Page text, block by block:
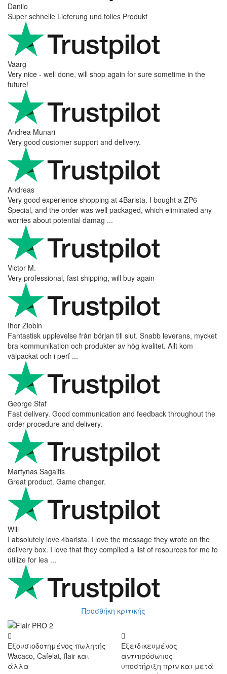
Danilo
Super schnelle Lieferung und tolles Produkt
Vaarg
Very nice - well done, will shop again for sure sometime in the
future!
Andrea Munari
Very good customer support and delivery.
Andreas
Very good experience shopping at 4Barista. I bought a ZP6
Special, and the order was well packaged, which eliminated any
worries about potential damag ...
Victor M.
Very professional, fast shipping, will buy again
Ihor Zlobin
Fantastisk upplevelse från början till slut. Snabb leverans, mycket
bra kommunikation och produkter av hög kvalitet. Allt kom
välpackat och i perf ...
George Staf
Fast delivery. Good communication and feedback throughout the
order procedure and delivery.
Martynas Sagaitis
Great product. Game changer.
Will
I absolutely love 4barista. I love the message they wrote on the
delivery box. I love that they compiled a list of resources for me to
utilize for lea ...
Προσθήκη κριτικής
Εξουσιοδοτημένος πωλητής
Wacaco, Cafelat, flair και
άλλα
Εξειδικευμένος
αντιπρόσωπος
υποστήριξη πριν και μετά